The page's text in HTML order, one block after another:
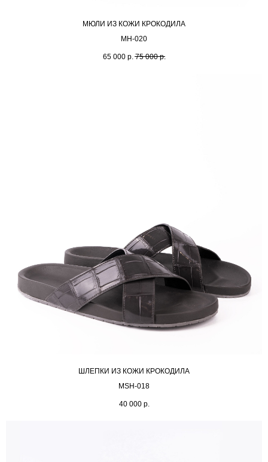
МЮЛИ ИЗ КОЖИ КРОКОДИЛА
МН-020
65 000 р. 75 000 р.
ШЛЕПКИ ИЗ КОЖИ КРОКОДИЛА
MSH-018
40 000 р.